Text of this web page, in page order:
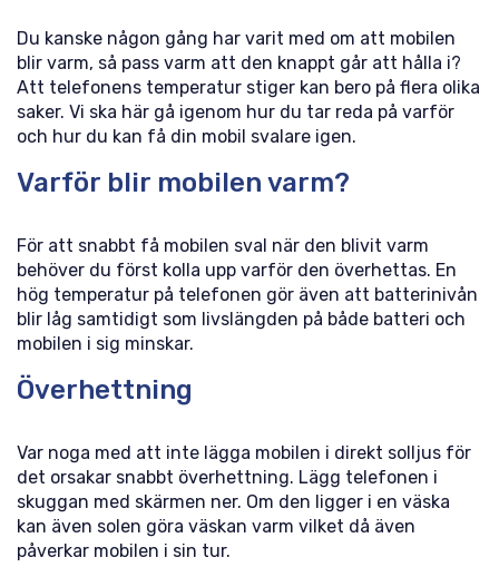
Du kanske någon gång har varit med om att mobilen
blir varm, så pass varm att den knappt går att hålla i?
Att telefonens temperatur stiger kan bero på flera olika
saker. Vi ska här gå igenom hur du tar reda på varför
och hur du kan få din mobil svalare igen.
Varför blir mobilen varm?
För att snabbt få mobilen sval när den blivit varm
behöver du först kolla upp varför den överhettas. En
hög temperatur på telefonen gör även att batterinivån
blir låg samtidigt som livslängden på både batteri och
mobilen i sig minskar.
Överhettning
Var noga med att inte lägga mobilen i direkt solljus för
det orsakar snabbt överhettning. Lägg telefonen i
skuggan med skärmen ner. Om den ligger i en väska
kan även solen göra väskan varm vilket då även
påverkar mobilen i sin tur.